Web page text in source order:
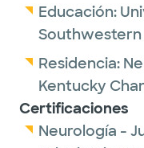
Educación:
Southwestern
Residencia:
Kentucky
Certificaciones
Neurología -